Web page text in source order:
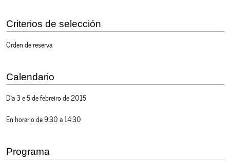
Criterios de selección
Orden de reserva
Calendario
Día 3 e 5 de febreiro de 2015
En horario de 9:30 a 14:30
Programa